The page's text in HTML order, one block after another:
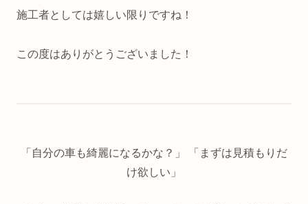
施工者としては嬉しい限りですね！
この度はありがとうございました！
「自分の車も綺麗になるかな？」 「まずは見積もりだ
け欲しい」